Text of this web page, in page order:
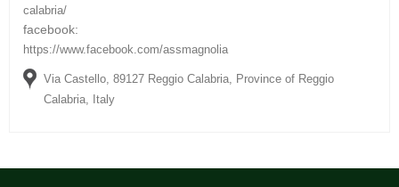
calabria/
facebook:
https://www.facebook.com/assmagnolia
Via Castello, 89127 Reggio Calabria, Province of Reggio
Calabria, Italy